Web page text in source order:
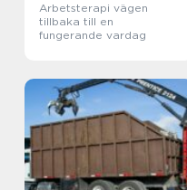
Arbetsterapi vägen
tillbaka till en
fungerande vardag